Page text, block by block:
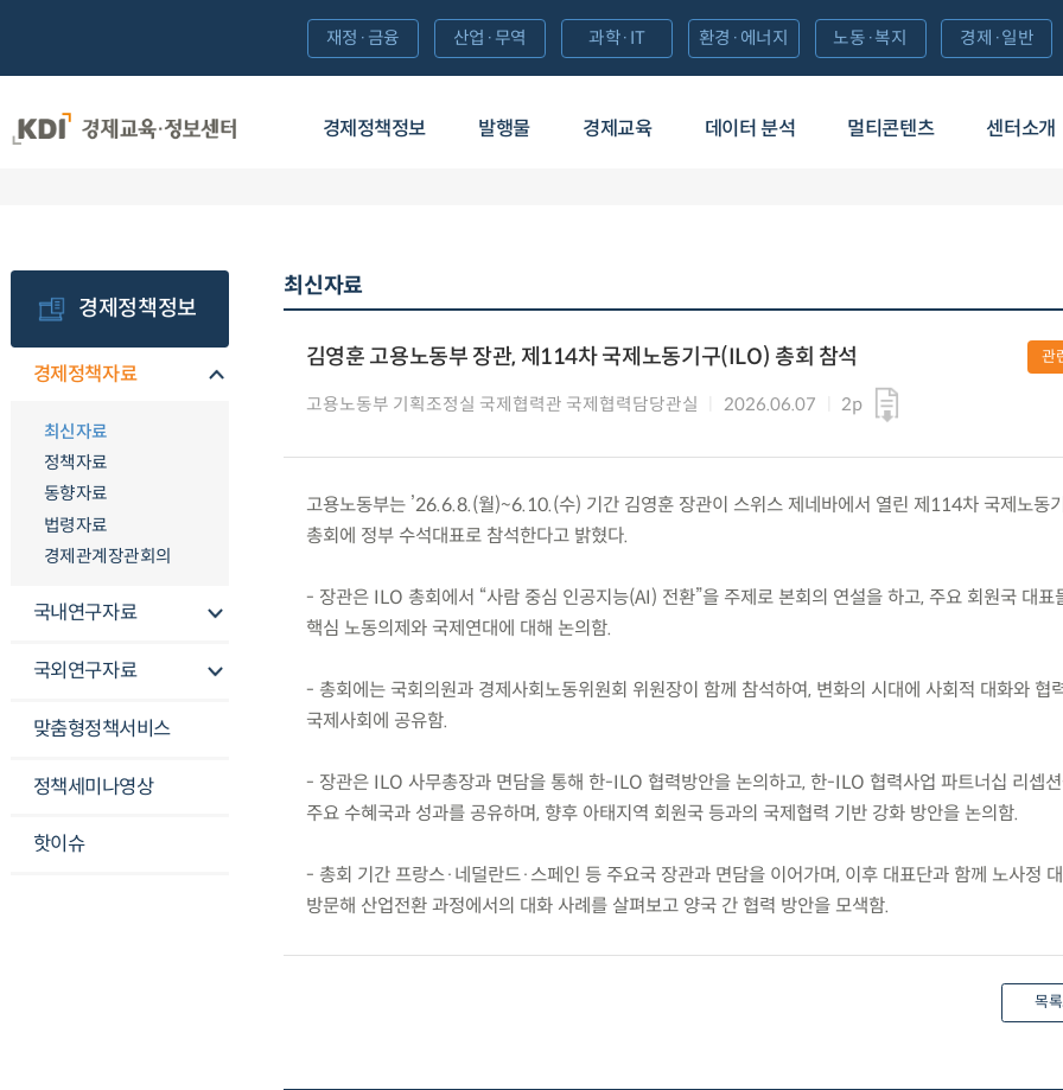
경제정책정보 발행물 경제교육 데이터 분석 멀티콘텐츠 센터소개
재정·금융 산업·무역 과학·IT 환경·에너지 노동·복지 경제·일반
경제정책정보
경제정책자료
최신자료
정책자료
동향자료
법령자료
경제관계장관회의
국내연구자료
국외연구자료
맞춤형정책서비스
정책세미나영상
핫이슈
최신자료
김영훈 고용노동부 장관, 제114차 국제노동기구(ILO) 총회 참석
고용노동부 기획조정실 국제협력관 국제협력담당관실 2026.06.07 2p
관
고용노동부는 ’26.6.8.(월)~6.10.(수) 기간 김영훈 장관이 스위스 제네바에서 열린 제114차 국제노동
총회에 정부 수석대표로 참석한다고 밝혔다.
- 장관은 ILO 총회에서 “사람 중심 인공지능(AI) 전환”을 주제로 본회의 연설을 하고, 주요 회원국 대표
핵심 노동의제와 국제연대에 대해 논의함.
- 총회에는 국회의원과 경제사회노동위원회 위원장이 함께 참석하여, 변화의 시대에 사회적 대화와 협
국제사회에 공유함.
- 장관은 ILO 사무총장과 면담을 통해 한-ILO 협력방안을 논의하고, 한-ILO 협력사업 파트너십 리셉션
주요 수혜국과 성과를 공유하며, 향후 아태지역 회원국 등과의 국제협력 기반 강화 방안을 논의함.
- 총회 기간 프랑스·네덜란드·스페인 등 주요국 장관과 면담을 이어가며, 이후 대표단과 함께 노사정
방문해 산업전환 과정에서의 대화 사례를 살펴보고 양국 간 협력 방안을 모색함.
목록